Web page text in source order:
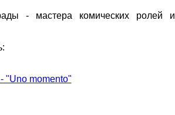
- мастера комических ролей и
"Uno momento"